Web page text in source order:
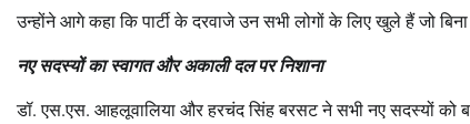
उन्होंने आगे कहा कि पार्टी के दरवाजे उन सभी लोगों के लिए खुले हैं जो
नए सदस्यों का स्वागत और अकाली दल पर निशाना
डॉ. एस.एस. आहलूवालिया और हरचंद सिंह बरसट ने सभी नए सदस्यों को